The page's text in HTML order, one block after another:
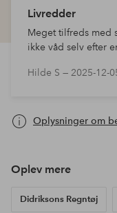
Livredder
Meget tilfreds med
ikke våd selv efter
kælkning på
Hilde S — 2025-12-
Oplysninger om
Oplev mere
Didriksons Regntøj